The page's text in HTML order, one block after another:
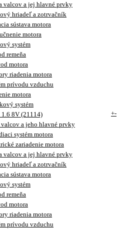
valcov a jej hlavné prvky
hriadeľ a zotrvačník
sústava motora
motora
systém
remeňa
motora
riadenia motora
prívodu vzduchu
motora
systém
8V (21114)
+-
a jeho hlavné prvky
systém motora
zariadenie motora
valcov a jej hlavné prvky
hriadeľ a zotrvačník
sústava motora
systém
remeňa
motora
riadenia motora
prívodu vzduchu